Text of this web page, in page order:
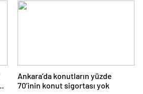
Ankara’da konutların yüzde
70’inin konut sigortası yok